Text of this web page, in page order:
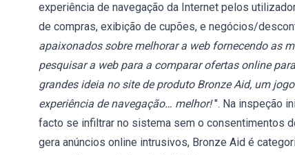
experiência de navegação da Internet pelos
de compras, exibição de cupões, e negócios/
apaixonados sobre melhorar a web fornecendo as
pesquisar a web para a comparar ofertas online
grandes ideia no site de produto Bronze Aid, um
experiência de navegação… melhor! ". Na inspeção
facto se infiltrar no sistema sem o consentimentos
gera anúncios online intrusivos, Bronze Aid é